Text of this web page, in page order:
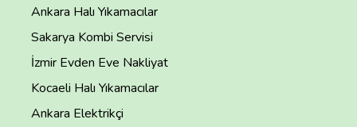
Ankara Halı Yıkamacılar
Sakarya Kombi Servisi
İzmir Evden Eve Nakliyat
Kocaeli Halı Yıkamacılar
Ankara Elektrikçi